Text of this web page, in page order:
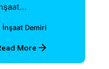
İnşaat Demiri
More